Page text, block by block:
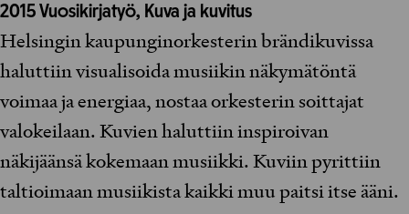
2015Vuosikirjatyö, Kuva ja kuvitus
Helsingin kaupunginorkesterin brändikuvissa
haluttiin visualisoida musiikin näkymätöntä
voimaa ja energiaa, nostaa orkesterin soittajat
valokeilaan. Kuvien haluttiin inspiroivan
näkijäänsä kokemaan musiikki. Kuviin pyrittiin
taltioimaan musiikista kaikki muu paitsi itse ääni.